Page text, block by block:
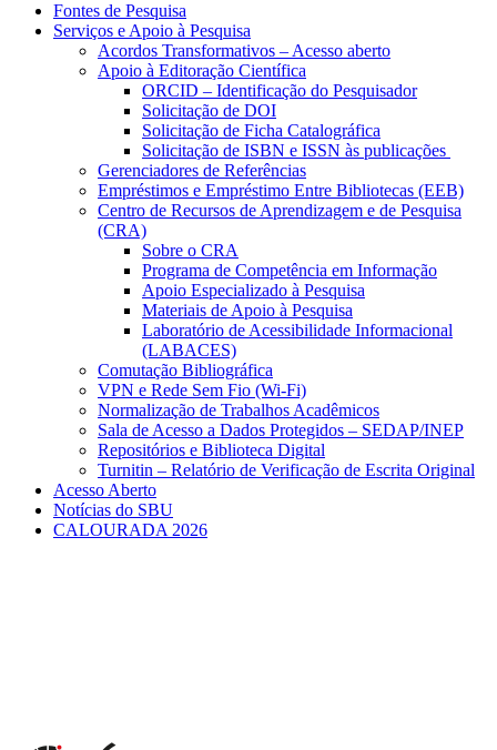
Fontes de Pesquisa
Serviços e Apoio à Pesquisa
Acordos Transformativos – Acesso aberto
Apoio à Editoração Científica
ORCID – Identificação do Pesquisador
Solicitação de DOI
Solicitação de Ficha Catalográfica
Solicitação de ISBN e ISSN às publicações
Gerenciadores de Referências
Empréstimos e Empréstimo Entre Bibliotecas (EEB)
Centro de Recursos de Aprendizagem e de Pesquisa
(CRA)
Sobre o CRA
Programa de Competência em Informação
Apoio Especializado à Pesquisa
Materiais de Apoio à Pesquisa
Laboratório de Acessibilidade Informacional
(LABACES)
Comutação Bibliográfica
VPN e Rede Sem Fio (Wi-Fi)
Normalização de Trabalhos Acadêmicos
Sala de Acesso a Dados Protegidos – SEDAP/INEP
Repositórios e Biblioteca Digital
Turnitin – Relatório de Verificação de Escrita Original
Acesso Aberto
Notícias do SBU
CALOURADA 2026